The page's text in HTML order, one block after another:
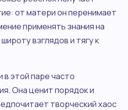
от матери он перенимает
применять знания на
взглядов и тягу к
в этой паре часто
Она ценит порядок и
творческий хаос